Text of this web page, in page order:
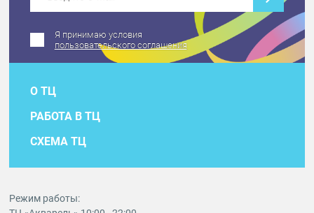
Я принимаю условия
пользовательского соглашения
О ТЦ
РАБОТА В ТЦ
СХЕМА ТЦ
Режим работы: